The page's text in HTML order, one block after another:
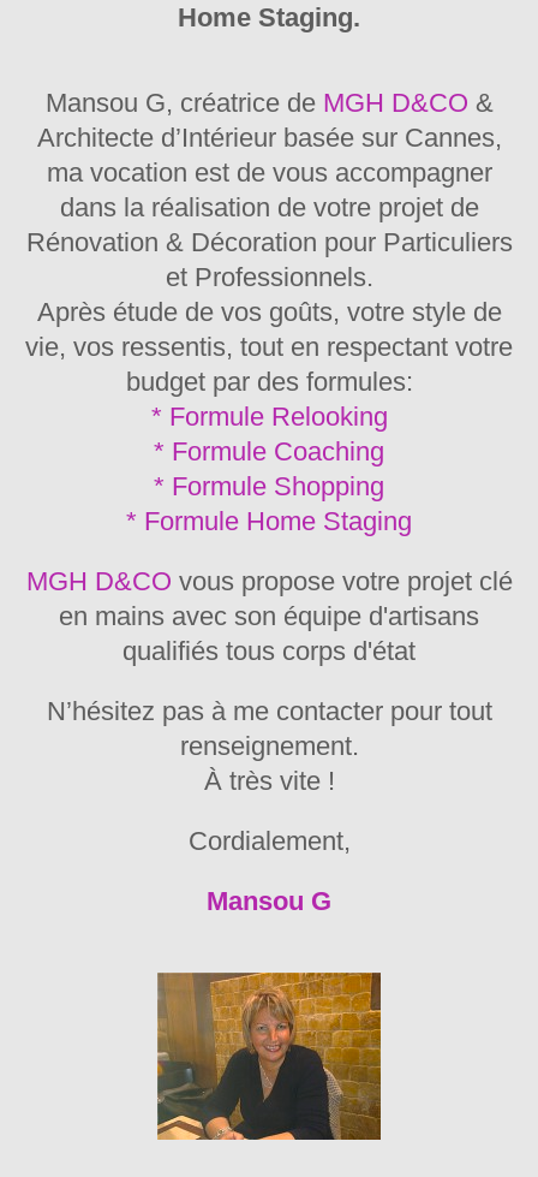
Home Staging.
Mansou G, créatrice de MGH D&CO &
Architecte d’Intérieur basée sur Cannes,
ma vocation est de vous accompagner
dans la réalisation de votre projet de
Rénovation & Décoration pour Particuliers
et Professionnels.
Après étude de vos goûts, votre style de
vie, vos ressentis, tout en respectant votre
budget par des formules:
* Formule Relooking
* Formule Coaching
* Formule Shopping
* Formule Home Staging
MGH D&CO vous propose votre projet clé
en mains avec son équipe d'artisans
qualifiés tous corps d'état
N’hésitez pas à me contacter pour tout
renseignement.
À très vite !
Cordialement,
Mansou G